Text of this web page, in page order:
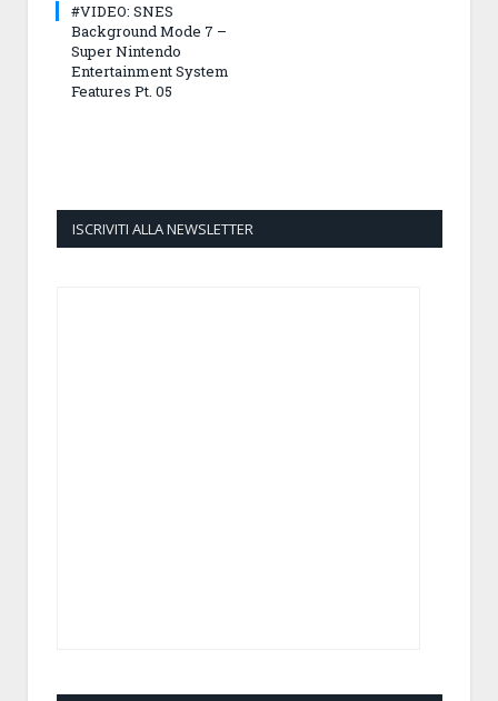
#VIDEO: SNES
Background Mode 7 –
Super Nintendo
Entertainment System
Features Pt. 05
ISCRIVITI ALLA NEWSLETTER